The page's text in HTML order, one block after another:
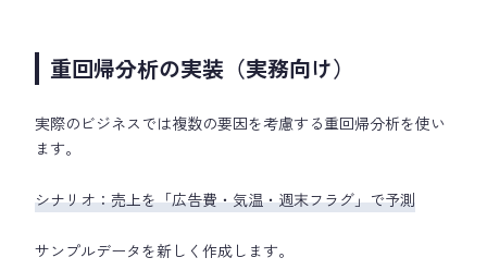
重回帰分析の実装（実務向け）
実際のビジネスでは複数の要因を考慮する重回帰分析を使い
ます。
シナリオ：売上を「広告費・気温・週末フラグ」で予測
サンプルデータを新しく作成します。